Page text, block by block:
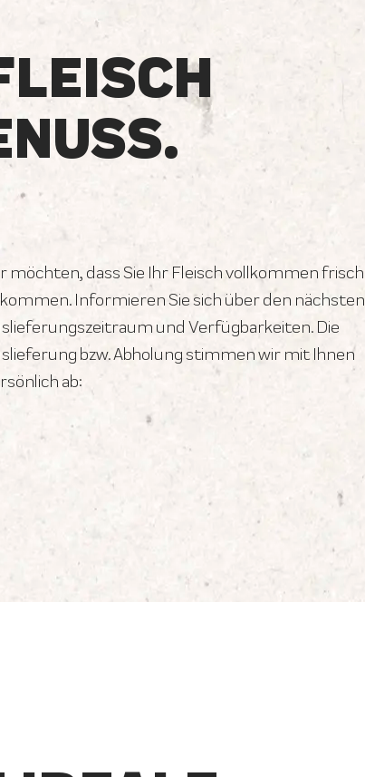
möchten, dass Sie Ihr Fleisch vollkommen frisch
Informieren Sie sich über den nächsten
und Verfügbarkeiten. Die
bzw. Abholung stimmen wir mit Ihnen
ab: